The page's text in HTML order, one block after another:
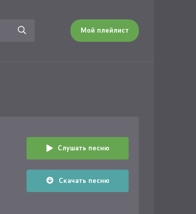
Мой плейлист
Слушать песню
Скачать песню